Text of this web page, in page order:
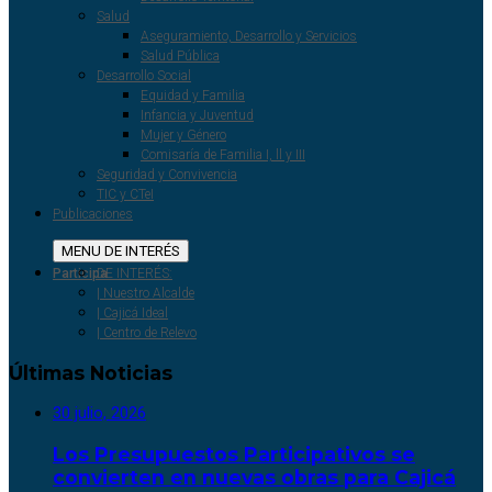
Participa